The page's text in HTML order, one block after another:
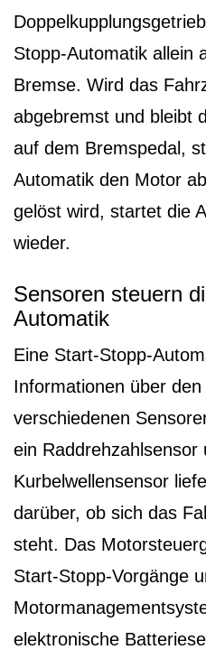
Stopp-Automatik allein
Bremse. Wird das
abgebremst und bleibt
auf dem Bremspedal,
Automatik den Motor
gelöst wird, startet die
wieder.
Sensoren steuern
Automatik
Eine Start-Stopp-
Informationen über
verschiedenen
ein Raddrehzahlsensor
Kurbelwellensensor
darüber, ob sich das
steht. Das
Start-Stopp-Vorgänge
elektronische